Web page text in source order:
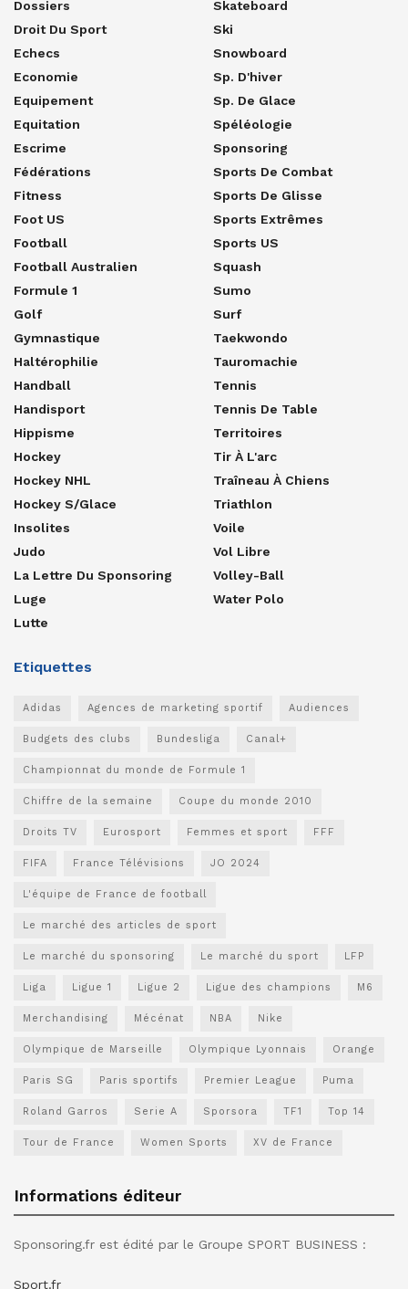
Dossiers
Droit Du Sport
Echecs
Economie
Equipement
Equitation
Escrime
Fédérations
Fitness
Foot US
Football
Football Australien
Formule 1
Golf
Gymnastique
Haltérophilie
Handball
Handisport
Hippisme
Hockey
Hockey NHL
Hockey S/glace
Insolites
Judo
La Lettre Du Sponsoring
Luge
Lutte
Skateboard
Ski
Snowboard
Sp. D'hiver
Sp. De Glace
Spéléologie
Sponsoring
Sports De Combat
Sports De Glisse
Sports Extrêmes
Sports US
Squash
Sumo
Surf
Taekwondo
Tauromachie
Tennis
Tennis De Table
Territoires
Tir À L'arc
Traîneau À Chiens
Triathlon
Voile
Vol Libre
Volley-Ball
Water Polo
Etiquettes
Adidas Agences de marketing sportif Audiences
Budgets des clubs Bundesliga Canal+
Championnat du monde de Formule 1
Chiffre de la semaine Coupe du monde 2010
Droits TV Eurosport Femmes et sport FFF
FIFA France Télévisions JO 2024
L'équipe de France de football
Le marché des articles de sport
Le marché du sponsoring Le marché du sport LFP
Liga Ligue 1 Ligue 2 Ligue des champions M6
Merchandising Mécénat NBA Nike
Olympique de Marseille Olympique Lyonnais Orange
Paris SG Paris sportifs Premier League Puma
Roland Garros Serie A Sporsora TF1 Top 14
Tour de France Women Sports XV de France
Informations éditeur
Sponsoring.fr est édité par le Groupe SPORT BUSINESS :
Sport.fr